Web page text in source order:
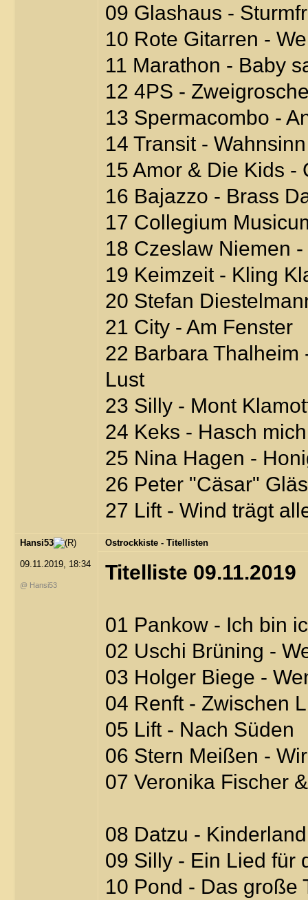
09 Glashaus -
10 Rote Gitarren -
11 Marathon - Baby
12 4PS -
13 Spermacombo -
14 Transit - Wahnsinn
15 Amor & Die Kids -
16 Bajazzo - Brass
17 Collegium
18 Czeslaw Niemen
19 Keimzeit - Kling
20 Stefan
21 City - Am Fenster
22 Barbara
Lust
23 Silly - Mont
24 Keks - Hasch
25 Nina Hagen -
26 Peter "Cäsar"
27 Lift - Wind trägt
Hansi53
09.11.2019, 18:34
@ Hansi53
Ostrockkiste - Titellisten
Titelliste 09.11.2019
01 Pankow - Ich bin
02 Uschi Brüning -
03 Holger Biege -
04 Renft - Zwischen
05 Lift - Nach Süden
06 Stern Meißen -
07 Veronika Fischer
08 Datzu - Kinderland
09 Silly - Ein Lied für
10 Pond - Das große